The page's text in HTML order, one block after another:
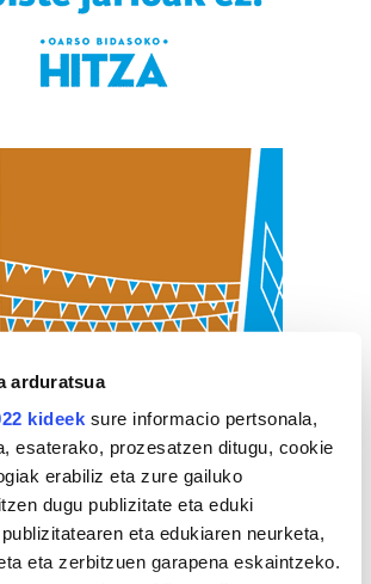
arduratsua
kideek sure informacio pertsonala,
esaterako, prozesatzen ditugu, cookie
erabiliz eta zure gailuko
dugu publizitate eta eduki
eta edukiaren neurketa,
eta zerbitzuen garapena eskaintzeko.